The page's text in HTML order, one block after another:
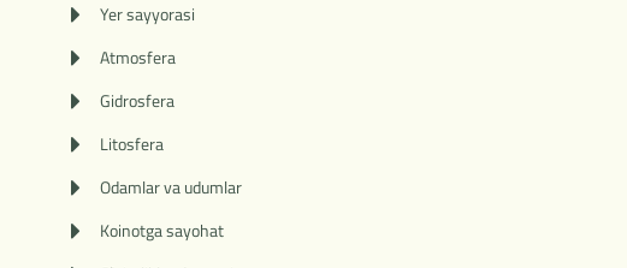
Yer sayyorasi
Atmosfera
Gidrosfera
Litosfera
Odamlar va udumlar
Koinotga sayohat